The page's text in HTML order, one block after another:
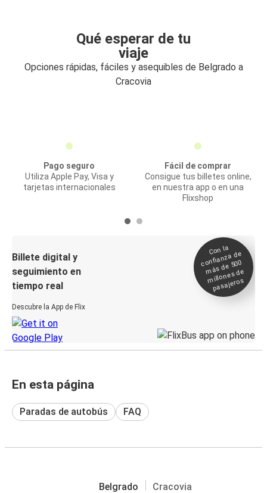
Qué esperar de tu
viaje
Opciones rápidas, fáciles y asequibles de Belgrado a
Cracovia
Pago seguro
Utiliza Apple Pay, Visa y
tarjetas internacionales
Fácil de comprar
Consigue tus billetes online,
en nuestra app o en una
Flixshop
Billete digital y
seguimiento en
tiempo real
Descubre la App de Flix
Con la
confianza de
más de 500
millones de
pasajeros
En esta página
Paradas de autobús FAQ
Belgrado Cracovia